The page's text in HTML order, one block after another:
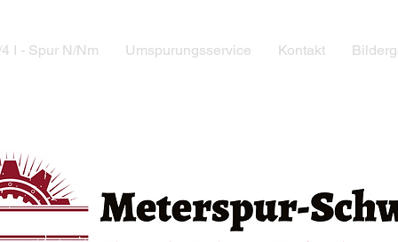
I - Spur N/Nm Umspurungsservice Kontakt